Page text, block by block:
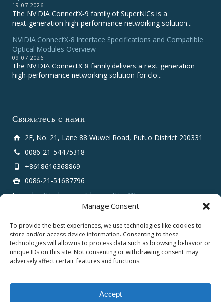
Manage Consent
To provide the best experiences, we use technologies like cookies to
store and/or access device information. Consenting to these
technologies will allow us to process data such as browsing behavior or
unique IDs on this site. Not consenting or withdrawing consent, may
adversely affect certain features and functions.
Accept
19.07.2026
The NVIDIA ConnectX‑9 family of SuperNICs is a
next‑generation high‑performance networking solution...
NVIDIA ConnectX-8 Interface Specifications and Compatible
Optical Modules Overview
09.07.2026
The NVIDIA ConnectX‑8 family delivers a next‑generation
high‑performance networking solution for clo...
Свяжитесь с нами
2F, No. 21, Lane 88 Wuwei Road, Putuo District 200331
0086-21-54475318
+8618616368869
0086-21-51687796
sales # tarluz.com (change # to @)
Copyright 2025 © SHANGHAI TARLUZ TELECOM TECH.